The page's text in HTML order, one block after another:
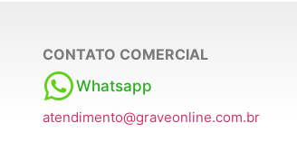
CONTATO COMERCIAL
Whatsapp
atendimento@graveonline.com.br